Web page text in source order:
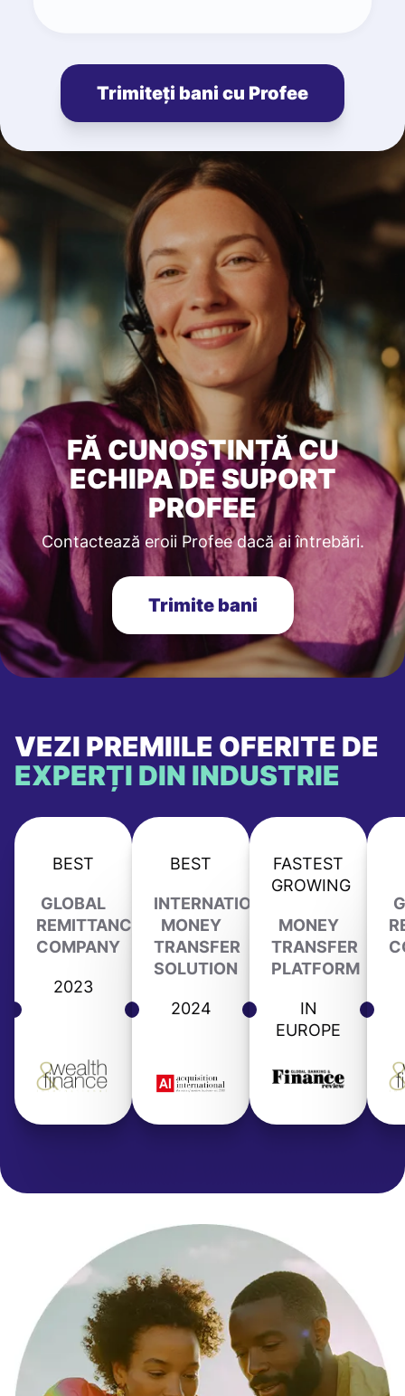
Trimiteți bani cu Profee
FĂ CUNOȘTINȚĂ CU
ECHIPA DE SUPORT
PROFEE
Contactează eroii Profee dacă ai întrebări.
Trimite bani
VEZI PREMIILE OFERITE DE
EXPERȚI DIN INDUSTRIE
BEST
GLOBAL
REMITTANCE
COMPANY
2023
BEST
INTERNATIONAL
MONEY
TRANSFER
SOLUTION
2024
FASTEST
GROWING
MONEY
TRANSFER
PLATFORM
IN
EUROPE